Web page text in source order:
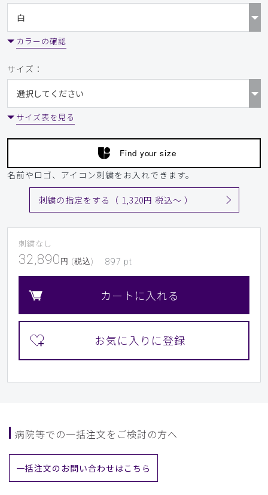
カラーの確認
サイズ：
サイズ表を見る
Find your size
名前やロゴ、アイコン刺繍をお入れできます。
刺繍の指定をする（ 1,320円 税込〜 ）
刺繍なし
32,890 円 (税込) 897 pt
カートに入れる
病院等での一括注文をご検討の方へ
一括注文のお問い合わせはこちら